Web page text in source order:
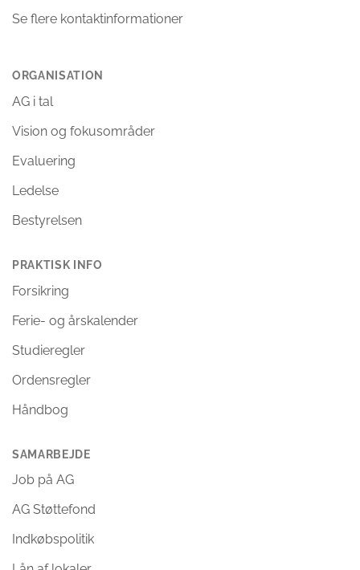
Se flere kontaktinformationer
ORGANISATION
AG i tal
Vision og fokusområder
Evaluering
Ledelse
Bestyrelsen
PRAKTISK INFO
Forsikring
Ferie- og årskalender
Studieregler
Ordensregler
Håndbog
SAMARBEJDE
Job på AG
AG Støttefond
Indkøbspolitik